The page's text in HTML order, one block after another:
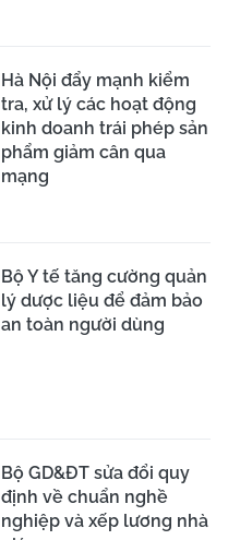
Hà Nội đẩy mạnh kiểm
tra, xử lý các hoạt động
kinh doanh trái phép sản
phẩm giảm cân qua
mạng
Bộ Y tế tăng cường quản
lý dược liệu để đảm bảo
an toàn người dùng
Bộ GD&ĐT sửa đổi quy
định về chuẩn nghề
nghiệp và xếp lương nhà